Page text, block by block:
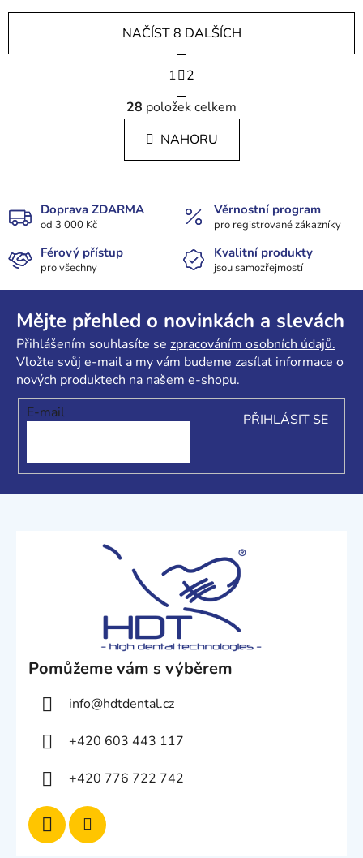
O
v
l
á
d
r
v
k
v
ý
p
i
s
NAČÍST 8 DALŠÍCH
S
t
r
á
n
k
1
2
28 položek celkem
NAHORU
Doprava ZDARMA
od 3 000 Kč
Věrnostní program
pro registrované zákazníky
Férový přístup
pro všechny
Kvalitní produkty
jsou samozřejmostí
Mějte přehled o novinkách a slevách
Přihlášením souhlasíte se zpracováním osobních údajů.
Vložte svůj e-mail a my vám budeme zasílat informace o
nových produktech na našem e-shopu.
E-mail
PŘIHLÁSIT SE
Pomůžeme vám s výběrem
info@hdtdental.cz
+420 603 443 117
+420 776 722 742